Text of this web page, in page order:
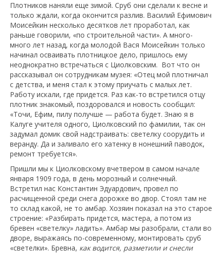
Плотников наняли еще зимой. Сруб они сделали к весне и
только ждали, когда окончится разлив. Василий Ефимович
Моисейкин несколько десятков лет проработал, как
раньше говорили, «по строительной части». А много-
много лет назад, когда молодой Вася Моисейкин только
начинал осваивать плотницкое дело, пришлось ему
неоднократно встречаться с Циолковским. Вот что он
рассказывал он сотрудникам музея: «Отец мой плотничал
с детства, и меня стал к этому приучать с малых лет.
Работу искали, где придется. Раз как-то встретился отцу
плотник знакомый, поздоровался и новость сообщил:
«Точи, Ефим, пилу получше — работа будет. Знаю я в
Калуге учителя одного, Циолковский по фамилии, так он
задумал домик свой надстраивать: светелку соорудить и
веранду. Да и заливало его хатенку в нонешний паводок,
ремонт требуется».
Пришли мы к Циолковскому вчетвером в самом начале
января 1909 года, в день морозный и солнечный.
Встретил нас Константин Эдуардович, провел по
расчищенной среди снега дорожке во двор. Стоял там не
то склад какой, не то амбар. Хозяин показал на это старое
строение: «Разбирать придется, мастера, а потом из
бревен «светелку» ладить». Амбар мы разобрали, стали во
дворе, выражаясь по-современному, монтировать сруб
«светелки». Бревна, как водится, разметили и снесли